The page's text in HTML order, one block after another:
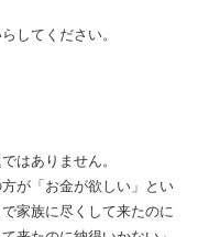
してください。
はありません。
が「お金が欲しい」とい
家族に尽くして来たのに